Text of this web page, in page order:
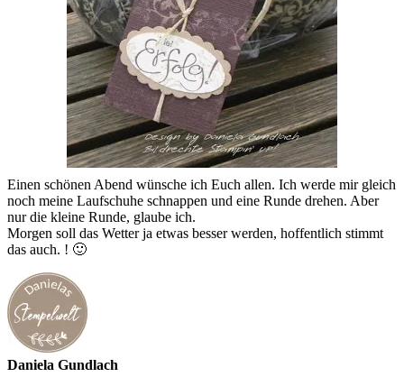
Einen schönen Abend wünsche ich Euch allen. Ich werde mir gleich
noch meine Laufschuhe schnappen und eine Runde drehen. Aber
nur die kleine Runde, glaube ich.
Morgen soll das Wetter ja etwas besser werden, hoffentlich stimmt
das auch. ! 🙂
Daniela Gundlach